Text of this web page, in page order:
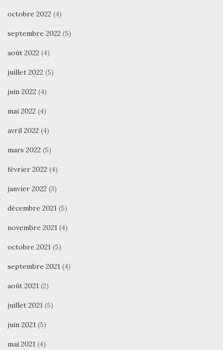
octobre 2022 (4)
septembre 2022 (5)
août 2022 (4)
juillet 2022 (5)
juin 2022 (4)
mai 2022 (4)
avril 2022 (4)
mars 2022 (5)
février 2022 (4)
janvier 2022 (3)
décembre 2021 (5)
novembre 2021 (4)
octobre 2021 (5)
septembre 2021 (4)
août 2021 (2)
juillet 2021 (5)
juin 2021 (5)
mai 2021 (4)